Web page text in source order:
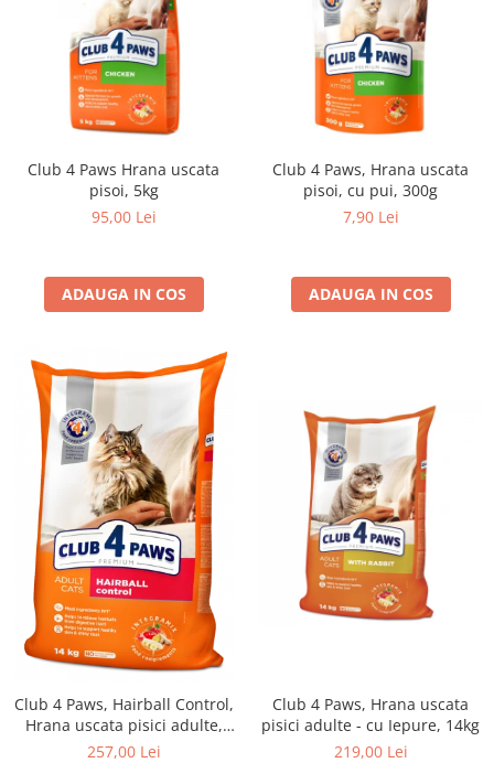
Club 4 Paws Hrana uscata
pisoi, 5kg
95,00 Lei
ADAUGA IN COS
Club 4 Paws, Hrana uscata
pisoi, cu pui, 300g
7,90 Lei
ADAUGA IN COS
Club 4 Paws, Hairball Control,
Hrana uscata pisici adulte,
14kg
257,00 Lei
Club 4 Paws, Hrana uscata
pisici adulte - cu Iepure, 14kg
219,00 Lei